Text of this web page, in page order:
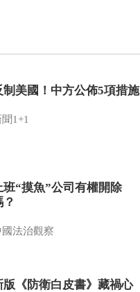
制美國！中方公佈5項措施
1+1
班“摸魚”公司有權開除
國法治觀察
版《防衛白皮書》藏禍心